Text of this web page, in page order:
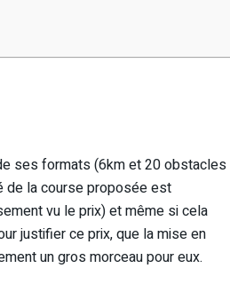
ses formats (6km et 20 obstacles
de la course proposée est
vu le prix) et même si cela
justifier ce prix, que la mise en
un gros morceau pour eux.